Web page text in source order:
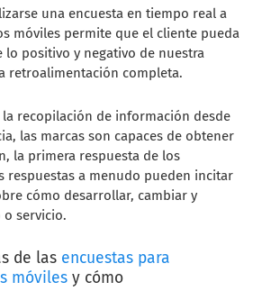
una encuesta en tiempo real a
móviles permite que el cliente pueda
lo positivo y negativo de nuestra
retroalimentación completa.
la recopilación de información desde
las marcas son capaces de obtener
la primera respuesta de los
respuestas a menudo pueden incitar
cómo desarrollar, cambiar y
servicio.
de las encuestas para
móvilesy cómo